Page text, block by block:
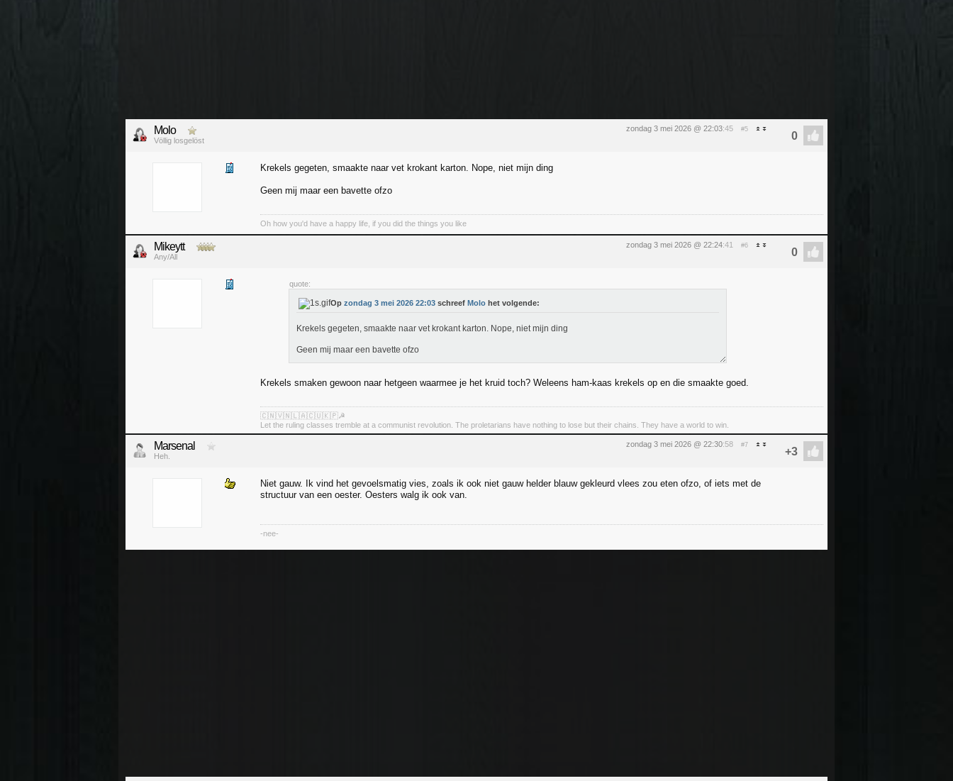
zondag 3 mei 2026 @ 22:03:45 #5
Molo
Völlig losgelöst
Krekels gegeten, smaakte naar vet krokant karton. Nope, niet mijn ding
Geen mij maar een bavette ofzo
Oh how you'd have a happy life, if you did the things you like
zondag 3 mei 2026 @ 22:24:41 #6
Mikeytt
Any/All
quote:
Op zondag 3 mei 2026 22:03 schreef Molo het volgende:
Krekels gegeten, smaakte naar vet krokant karton. Nope, niet mijn ding
Geen mij maar een bavette ofzo
Krekels smaken gewoon naar hetgeen waarmee je het kruid toch? Weleens ham-kaas krekels op en die smaakte goed.
🇨🇳🇻🇳🇱🇦🇨🇺🇰🇵☭
Let the ruling classes tremble at a communist revolution. The proletarians have nothing to lose but their chains. They have a world to win.
zondag 3 mei 2026 @ 22:30:58 #7
Marsenal
Heh.
Niet gauw. Ik vind het gevoelsmatig vies, zoals ik ook niet gauw helder blauw gekleurd vlees zou eten ofzo, of iets met de
structuur van een oester. Oesters walg ik ook van.
-nee-